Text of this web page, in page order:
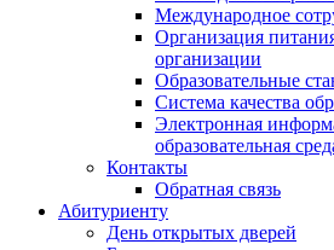
Международное
Организация
организации
Образовательные
Система качества
Электронная
образовательная
Контакты
Обратная связь
Абитуриенту
День открытых дверей